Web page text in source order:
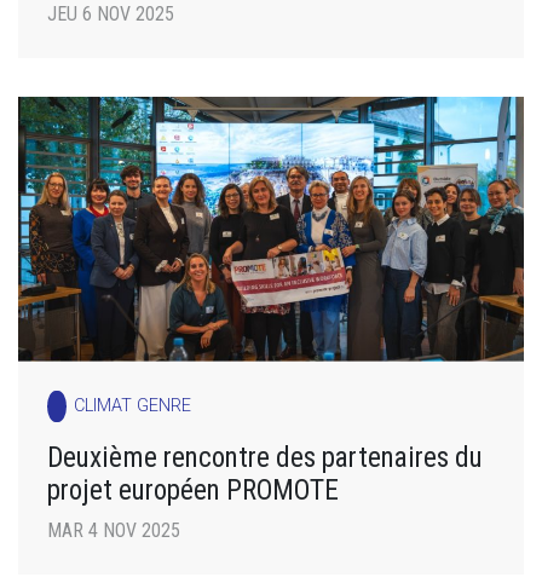
JEU 6 NOV 2025
CLIMAT GENRE
Deuxième rencontre des partenaires du
projet européen PROMOTE
MAR 4 NOV 2025